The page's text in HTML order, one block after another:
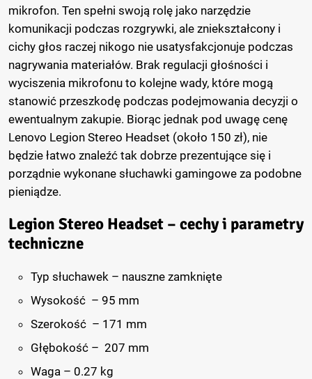
mikrofon. Ten spełni swoją rolę jako narzędzie
komunikacji podczas rozgrywki, ale zniekształcony i
cichy głos raczej nikogo nie usatysfakcjonuje podczas
nagrywania materiałów. Brak regulacji głośności i
wyciszenia mikrofonu to kolejne wady, które mogą
stanowić przeszkodę podczas podejmowania decyzji o
ewentualnym zakupie. Biorąc jednak pod uwagę cenę
Lenovo Legion Stereo Headset (około 150 zł), nie
będzie łatwo znaleźć tak dobrze prezentujące się i
porządnie wykonane słuchawki gamingowe za podobne
pieniądze.
Legion Stereo Headset – cechy i parametry
techniczne
Typ słuchawek – nauszne zamknięte
Wysokość – 95 mm
Szerokość – 171 mm
Głębokość – 207 mm
Waga – 0.27 kg